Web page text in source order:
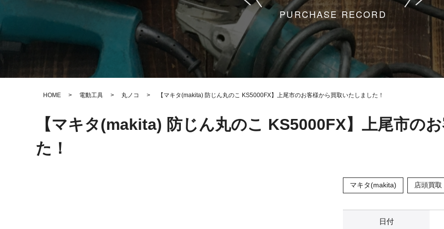
PURCHASE RECORD
HOME > 電動工具 > 丸ノコ > 【マキタ(makita) 防じん丸のこ KS5000FX】上尾市のお客様から買取いたしました！
【マキタ(makita) 防じん丸のこ KS5000FX】上尾市の
た！
マキタ(makita) 店頭買取
日付